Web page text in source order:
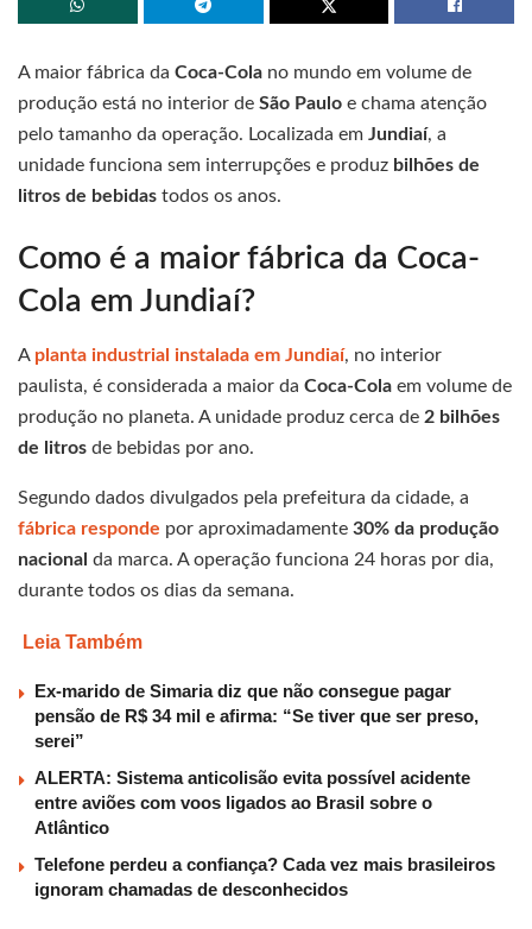
A maior fábrica da Coca-Cola no mundo em volume de
produção está no interior de São Paulo e chama atenção
pelo tamanho da operação. Localizada em Jundiaí, a
unidade funciona sem interrupções e produz bilhões de
litros de bebidas todos os anos.
Como é a maior fábrica da Coca-
Cola em Jundiaí?
A planta industrial instalada em Jundiaí, no interior
paulista, é considerada a maior da Coca-Cola em volume de
produção no planeta. A unidade produz cerca de 2 bilhões
de litros de bebidas por ano.
Segundo dados divulgados pela prefeitura da cidade, a
fábrica responde por aproximadamente 30% da produção
nacional da marca. A operação funciona 24 horas por dia,
durante todos os dias da semana.
Leia Também
Ex-marido de Simaria diz que não consegue pagar
pensão de R$ 34 mil e afirma: “Se tiver que ser preso,
serei”
ALERTA: Sistema anticolisão evita possível acidente
entre aviões com voos ligados ao Brasil sobre o
Atlântico
Telefone perdeu a confiança? Cada vez mais brasileiros
ignoram chamadas de desconhecidos